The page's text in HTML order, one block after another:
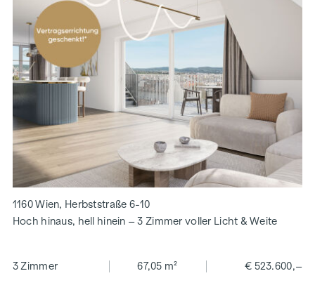
1160 Wien, Herbststraße 6-10
Hoch hinaus, hell hinein – 3 Zimmer voller Licht & Weite
3 Zimmer 67,05 m² € 523.600,–